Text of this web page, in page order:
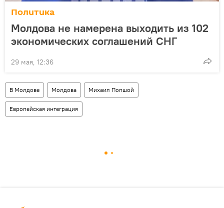
Политика
Молдова не намерена выходить из 102
экономических соглашений СНГ
29 мая, 12:36
В Молдове Молдова Михаил Попшой
Европейская интеграция